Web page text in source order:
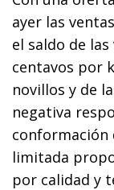
ayer las
el saldo de
centavos por
novillos y de
negativa
conformación
limitada
por calidad y